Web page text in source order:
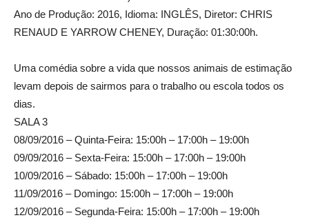
Ano de Produção: 2016, Idioma: INGLÊS, Diretor: CHRIS
RENAUD E YARROW CHENEY, Duração: 01:30:00h.
Uma comédia sobre a vida que nossos animais de estimação
levam depois de sairmos para o trabalho ou escola todos os
dias.
SALA 3
08/09/2016 – Quinta-Feira: 15:00h – 17:00h – 19:00h
09/09/2016 – Sexta-Feira: 15:00h – 17:00h – 19:00h
10/09/2016 – Sábado: 15:00h – 17:00h – 19:00h
11/09/2016 – Domingo: 15:00h – 17:00h – 19:00h
12/09/2016 – Segunda-Feira: 15:00h – 17:00h – 19:00h